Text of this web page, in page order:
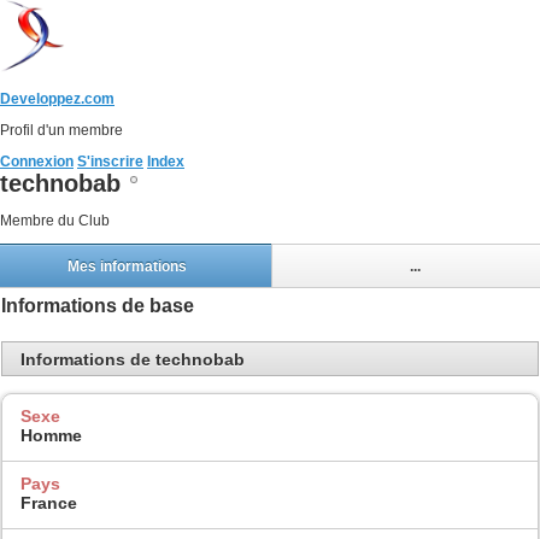
Developpez.com
Profil d'un membre
Connexion S'inscrire Index
technobab
Membre du Club
Mes informations ...
Informations de base
Informations de technobab
Sexe
Homme
Pays
France